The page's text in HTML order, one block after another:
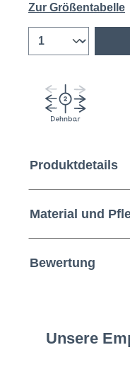
Zur Größentabelle
Produktdetails
Material und
Bewertung
Unsere